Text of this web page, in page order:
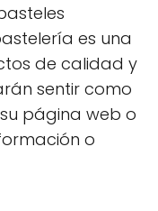
es una
de calidad y
sentir como
página web o
o